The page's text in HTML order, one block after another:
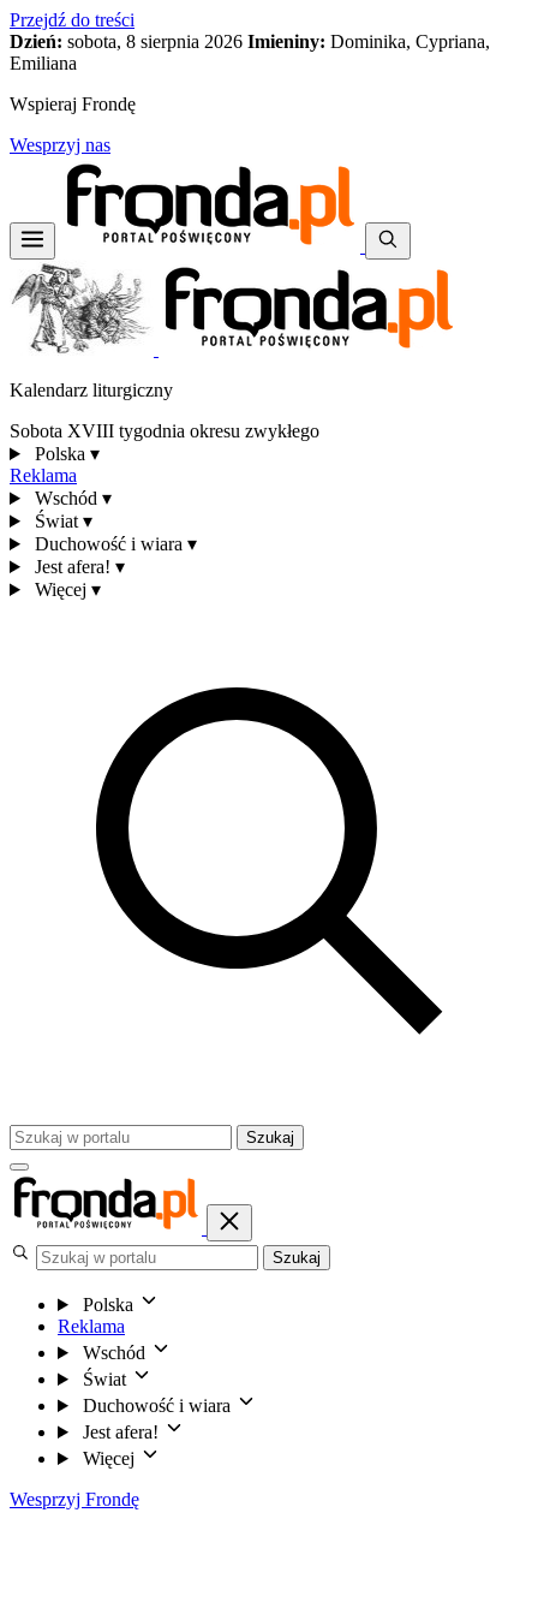
Przejdź do treści
Dzień: sobota, 8 sierpnia 2026 Imieniny: Dominika, Cypriana,
Emiliana
Wspieraj Frondę
Wesprzyj nas
Kalendarz liturgiczny
Sobota XVIII tygodnia okresu zwykłego
Polska ▾
Reklama
Wschód ▾
Świat ▾
Duchowość i wiara ▾
Jest afera! ▾
Więcej ▾
Szukaj
Szukaj
Polska
Reklama
Wschód
Świat
Duchowość i wiara
Jest afera!
Więcej
Wesprzyj Frondę